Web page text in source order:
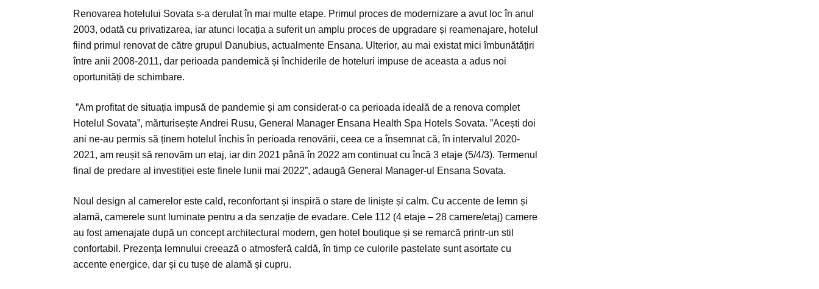
Renovarea hotelului Sovata s-a derulat în mai multe etape. Primul proces de modernizare a avut loc în anul
2003, odată cu privatizarea, iar atunci locația a suferit un amplu proces de upgradare și reamenajare, hotelul
fiind primul renovat de către grupul Danubius, actualmente Ensana. Ulterior, au mai existat mici îmbunătățiri
între anii 2008-2011, dar perioada pandemică și închiderile de hoteluri impuse de aceasta a adus noi
oportunități de schimbare.
”Am profitat de situația impusă de pandemie și am considerat-o ca perioada ideală de a renova complet
Hotelul Sovata”, mărturisește Andrei Rusu, General Manager Ensana Health Spa Hotels Sovata. ”Acești doi
ani ne-au permis să ținem hotelul închis în perioada renovării, ceea ce a însemnat că, în intervalul 2020-
2021, am reușit să renovăm un etaj, iar din 2021 până în 2022 am continuat cu încă 3 etaje (5/4/3). Termenul
final de predare al investiției este finele lunii mai 2022”, adaugă General Manager-ul Ensana Sovata.
Noul design al camerelor este cald, reconfortant și inspiră o stare de liniște și calm. Cu accente de lemn și
alamă, camerele sunt luminate pentru a da senzație de evadare. Cele 112 (4 etaje – 28 camere/etaj) camere
au fost amenajate după un concept architectural modern, gen hotel boutique și se remarcă printr-un stil
confortabil. Prezența lemnului creează o atmosferă caldă, în timp ce culorile pastelate sunt asortate cu
accente energice, dar și cu tușe de alamă și cupru.